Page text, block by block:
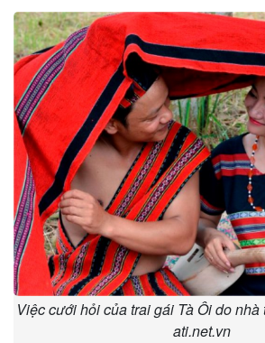
Việc cưới hỏi của trai gái Tà Ôi do
ati.net.vn